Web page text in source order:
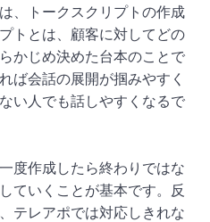
、トークスクリプトの作成
トとは、顧客に対してどの
かじめ決めた台本のことで
ば会話の展開が掴みやすく
い人でも話しやすくなるで
度作成したら終わりではな
ていくことが基本です。反
テレアポでは対応しきれな